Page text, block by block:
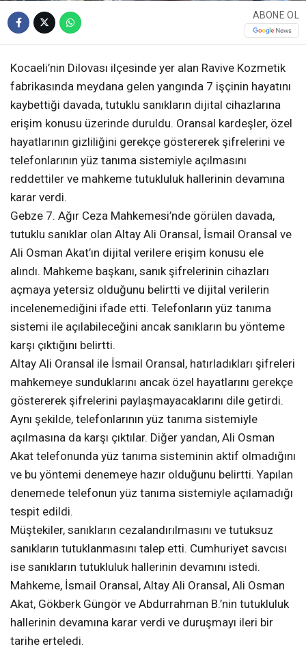
ABONE OL
Kocaeli’nin Dilovası ilçesinde yer alan Ravive Kozmetik
fabrikasında meydana gelen yangında 7 işçinin hayatını
kaybettiği davada, tutuklu sanıkların dijital cihazlarına
erişim konusu üzerinde duruldu. Oransal kardeşler, özel
hayatlarının gizliliğini gerekçe göstererek şifrelerini ve
telefonlarının yüz tanıma sistemiyle açılmasını
reddettiler ve mahkeme tutukluluk hallerinin devamına
karar verdi.
Gebze 7. Ağır Ceza Mahkemesi’nde görülen davada,
tutuklu sanıklar olan Altay Ali Oransal, İsmail Oransal ve
Ali Osman Akat’ın dijital verilere erişim konusu ele
alındı. Mahkeme başkanı, sanık şifrelerinin cihazları
açmaya yetersiz olduğunu belirtti ve dijital verilerin
incelenemediğini ifade etti. Telefonların yüz tanıma
sistemi ile açılabileceğini ancak sanıkların bu yönteme
karşı çıktığını belirtti.
Altay Ali Oransal ile İsmail Oransal, hatırladıkları şifreleri
mahkemeye sunduklarını ancak özel hayatlarını gerekçe
göstererek şifrelerini paylaşmayacaklarını dile getirdi.
Aynı şekilde, telefonlarının yüz tanıma sistemiyle
açılmasına da karşı çıktılar. Diğer yandan, Ali Osman
Akat telefonunda yüz tanıma sisteminin aktif olmadığını
ve bu yöntemi denemeye hazır olduğunu belirtti. Yapılan
denemede telefonun yüz tanıma sistemiyle açılamadığı
tespit edildi.
Müştekiler, sanıkların cezalandırılmasını ve tutuksuz
sanıkların tutuklanmasını talep etti. Cumhuriyet savcısı
ise sanıkların tutukluluk hallerinin devamını istedi.
Mahkeme, İsmail Oransal, Altay Ali Oransal, Ali Osman
Akat, Gökberk Güngör ve Abdurrahman B.’nin tutukluluk
hallerinin devamına karar verdi ve duruşmayı ileri bir
tarihe erteledi.